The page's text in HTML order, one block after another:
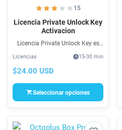
15
Licencia Private Unlock Key
Activacion
Licencia Private Unlock Key es
Unlock, Flasheo y de mas...
Licencia Private Unlock Key
Licencias 15-30 min
$24.00 USD
Seleccionar opciones